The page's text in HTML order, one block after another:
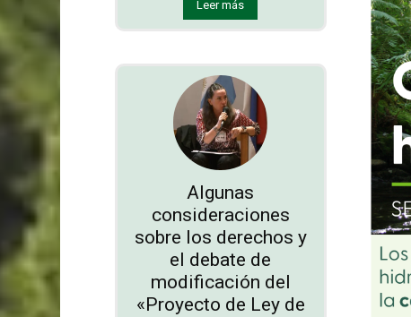
Leer más
Algunas
consideraciones
sobre los derechos y
el debate de
modificación del
«Proyecto de Ley de